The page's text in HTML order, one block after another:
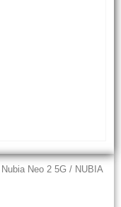
Neo 2 5G / NUBIA